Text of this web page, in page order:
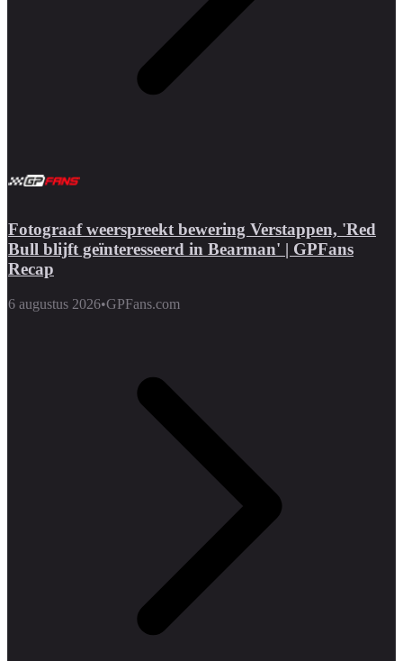
Fotograaf weerspreekt bewering Verstappen, 'Red
Bull blijft geïnteresseerd in Bearman' | GPFans
Recap
6 augustus 2026•GPFans.com